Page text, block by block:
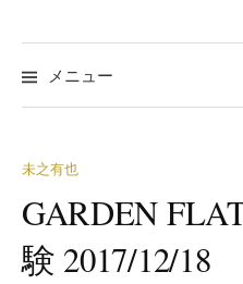
メニュー
未之有也
GARDEN
験 2017/12/18